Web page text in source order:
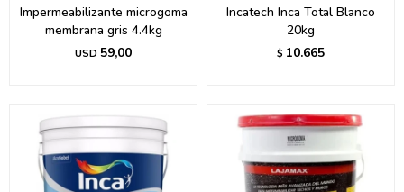
Impermeabilizante microgoma
membrana gris 4.4kg
USD 59,00
Incatech Inca Total Blanco
20kg
$ 10.665